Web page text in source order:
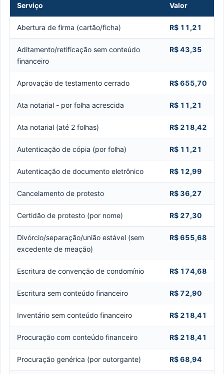
Serviço Valor
Abertura de firma (cartão/ficha) R$ 11,21
Aditamento/retificação sem conteúdo
financeiro
R$ 43,35
Aprovação de testamento cerrado R$ 655,70
Ata notarial - por folha acrescida R$ 11,21
Ata notarial (até 2 folhas) R$ 218,42
Autenticação de cópia (por folha) R$ 11,21
Autenticação de documento eletrônico R$ 12,99
Cancelamento de protesto R$ 36,27
Certidão de protesto (por nome) R$ 27,30
Divórcio/separação/união estável (sem
excedente de meação)
R$ 655,68
Escritura de convenção de condomínio R$ 174,68
Escritura sem conteúdo financeiro R$ 72,90
Inventário sem conteúdo financeiro R$ 218,41
Procuração com conteúdo financeiro R$ 218,41
Procuração genérica (por outorgante) R$ 68,94